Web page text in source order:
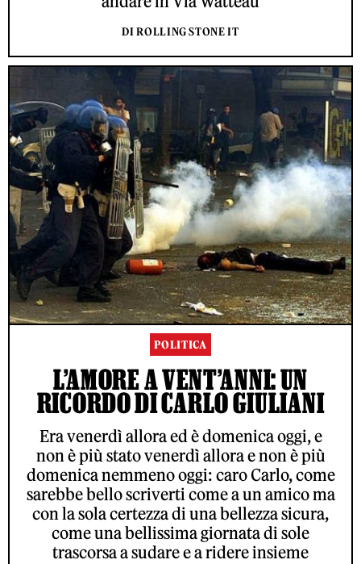
DI ROLLING STONE IT
POLITICA
L’AMORE A VENT’ANNI: UN
RICORDO DI CARLO GIULIANI
Era venerdì allora ed è domenica oggi, e
non è più stato venerdì allora e non è più
domenica nemmeno oggi: caro Carlo, come
sarebbe bello scriverti come a un amico ma
con la sola certezza di una bellezza sicura,
come una bellissima giornata di sole
trascorsa a sudare e a ridere insieme